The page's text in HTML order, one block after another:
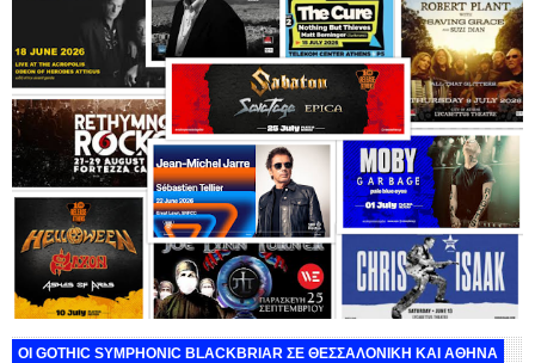
ΟΙ GOTHIC SYMPHONIC BLACKBRIAR ΣΕ ΘΕΣΣΑΛΟΝΙΚΗ ΚΑΙ ΑΘΗΝΑ